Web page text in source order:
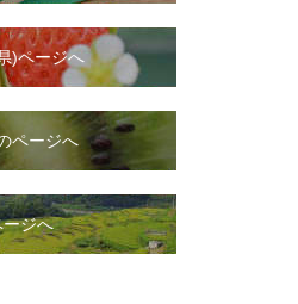
)ページへ
ページへ
ジへ